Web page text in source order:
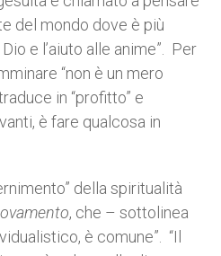
del mondo dove è più
e l’aiuto alle anime”. Per
“non è un mero
in “profitto” e
è fare qualcosa in
della spiritualità
, che – sottolinea
è comune”. “Il